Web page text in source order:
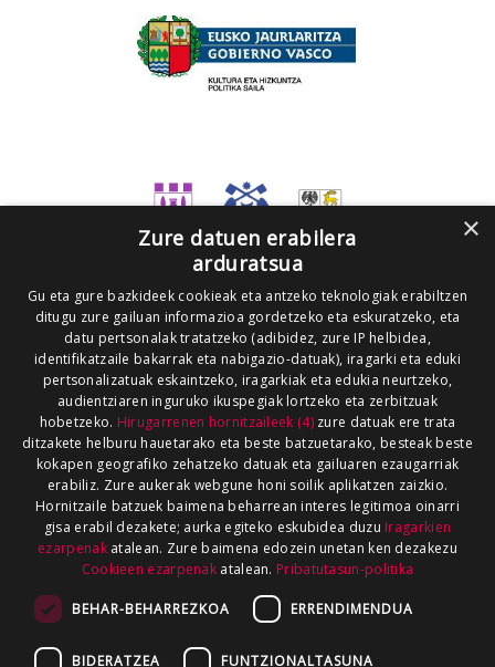
×
Zure datuen erabilera
arduratsua
Gu eta gure bazkideek cookieak eta antzeko teknologiak erabiltzen
ditugu zure gailuan informazioa gordetzeko eta eskuratzeko, eta
datu pertsonalak tratatzeko (adibidez, zure IP helbidea,
identifikatzaile bakarrak eta nabigazio-datuak), iragarki eta eduki
pertsonalizatuak eskaintzeko, iragarkiak eta edukia neurtzeko,
audientziaren inguruko ikuspegiak lortzeko eta zerbitzuak
hobetzeko. Hirugarrenen hornitzaileek (4)zure datuak ere trata
ditzakete helburu hauetarako eta beste batzuetarako, besteak beste
kokapen geografiko zehatzeko datuak eta gailuaren ezaugarriak
erabiliz. Zure aukerak webgune honi soilik aplikatzen zaizkio.
Hornitzaile batzuek baimena beharrean interes legitimoa oinarri
gisa erabil dezakete; aurka egiteko eskubidea duzu Iragarkien
ezarpenakatalean. Zure baimena edozein unetan ken dezakezu
Cookieen ezarpenak atalean. Pribatutasun-politika
BEHAR-BEHARREZKOA ERRENDIMENDUA
BIDERATZEA FUNTZIONALTASUNA